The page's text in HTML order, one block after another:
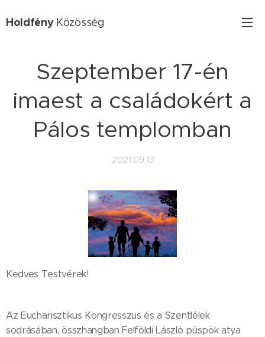
HoldfényKözösség
Szeptember 17-én
imaest a családokért a
Pálos templomban
2021.09.13
Kedves Testvérek!
Az Eucharisztikus Kongresszus és a Szentlélek
sodrásában, összhangban Felföldi László püspök atya